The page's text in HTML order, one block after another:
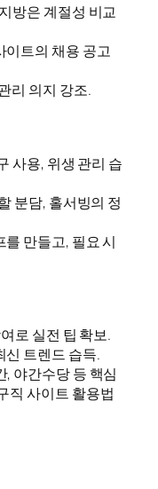
방은 계절성 비교
이트의 채용 공고
리 의지 강조.
사용, 위생 관리 습
분담, 홀서빙의 정
만들고, 필요 시
로 실전 팁 확보.
신 트렌드 습득.
야간수당 등 핵심
직 사이트 활용법